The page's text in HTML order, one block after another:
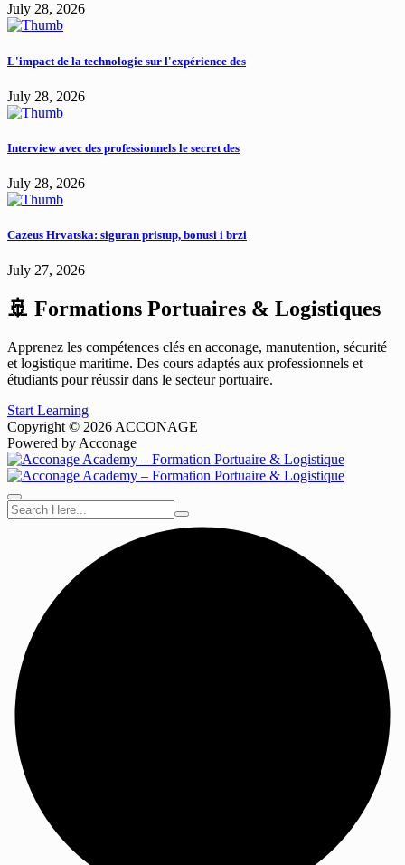
July 28, 2026
L'impact de la technologie sur l'expérience des
July 28, 2026
Interview avec des professionnels le secret des
July 28, 2026
Cazeus Hrvatska: siguran pristup, bonusi i brzi
July 27, 2026
🚢 Formations Portuaires & Logistiques
Apprenez les compétences clés en acconage, manutention, sécurité
et logistique maritime. Des cours adaptés aux professionnels et
étudiants pour réussir dans le secteur portuaire.
Start Learning
Copyright © 2026 ACCONAGE
Powered by Acconage